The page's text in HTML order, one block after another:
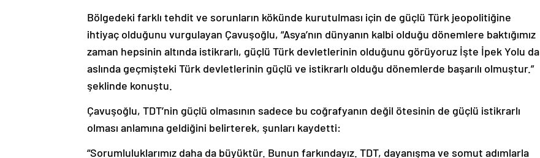
Bölgedeki farklı tehdit ve sorunların kökünde kurutulması için de güçlü Türk jeopolitiğine
ihtiyaç olduğunu vurgulayan Çavuşoğlu, “Asya’nın dünyanın kalbi olduğu dönemlere baktığımız
zaman hepsinin altında istikrarlı, güçlü Türk devletlerinin olduğunu görüyoruz İşte İpek Yolu da
aslında geçmişteki Türk devletlerinin güçlü ve istikrarlı olduğu dönemlerde başarılı olmuştur.”
şeklinde konuştu.
Çavuşoğlu, TDT’nin güçlü olmasının sadece bu coğrafyanın değil ötesinin de güçlü istikrarlı
olması anlamına geldiğini belirterek, şunları kaydetti:
“Sorumluluklarımız daha da büyüktür. Bunun farkındayız. TDT, dayanışma ve somut adımlarla